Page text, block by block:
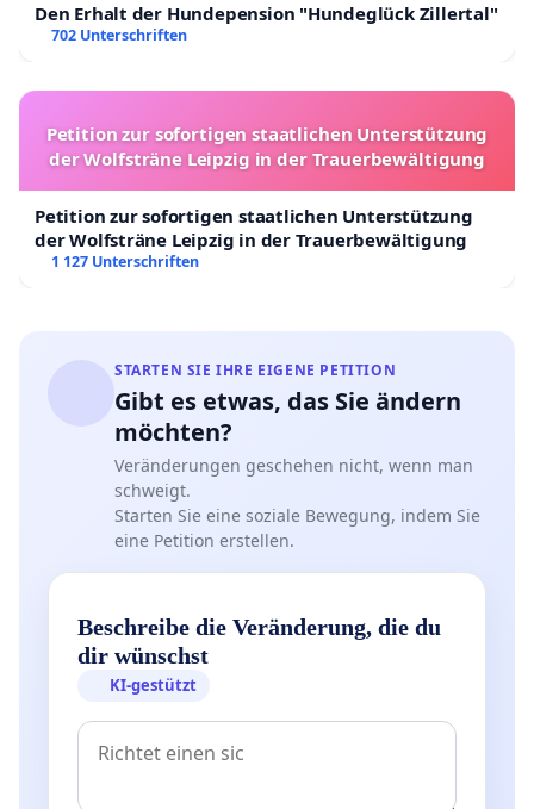
Den Erhalt der Hundepension "Hundeglück Zillertal"
702 Unterschriften
Petition zur sofortigen staatlichen Unterstützung
der Wolfsträne Leipzig in der Trauerbewältigung
Petition zur sofortigen staatlichen Unterstützung
der Wolfsträne Leipzig in der Trauerbewältigung
1 127 Unterschriften
STARTEN SIE IHRE EIGENE PETITION
Gibt es etwas, das Sie ändern
möchten?
Veränderungen geschehen nicht, wenn man
schweigt.
Starten Sie eine soziale Bewegung, indem Sie
eine Petition erstellen.
Beschreibe die Veränderung, die du
dir wünschst
KI-gestützt